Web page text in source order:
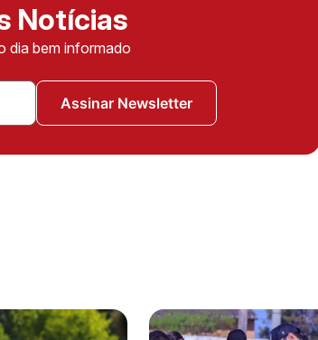
Notícias
dia bem informado
Assinar Newsletter